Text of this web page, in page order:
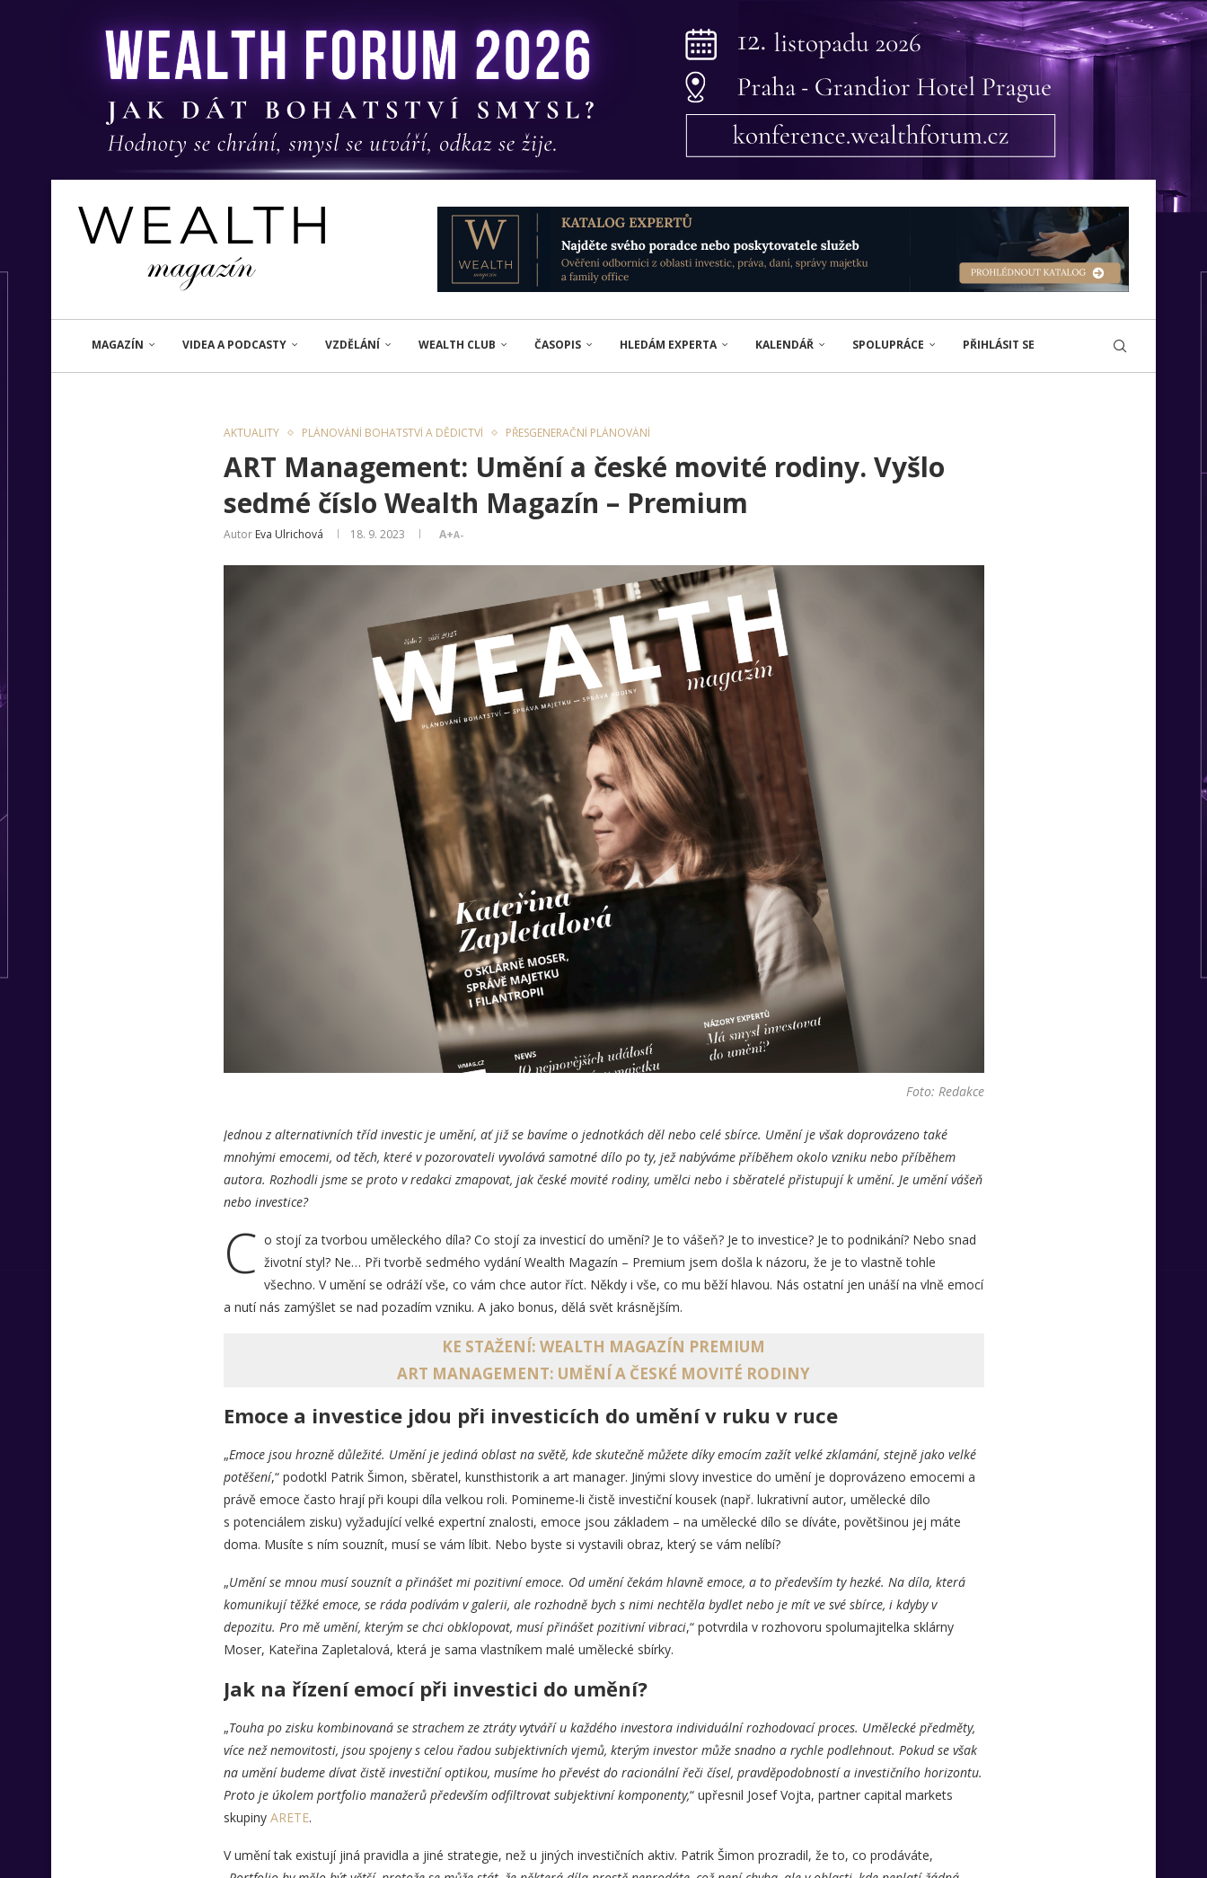
MAGAZÍN VIDEA A PODCASTY VZDĚLÁNÍ WEALTH CLUB ČASOPIS HLEDÁM EXPERTA KALENDÁŘ SPOLUPRÁCE PŘIHLÁSIT SE
AKTUALITY PLÁNOVÁNÍ BOHATSTVÍ A DĚDICTVÍ PŘESGENERAČNÍ PLÁNOVÁNÍ
ART Management: Umění a české movité rodiny. Vyšlo
sedmé číslo Wealth Magazín – Premium
Autor Eva Ulrichová 18. 9. 2023 A+A-
Foto: Redakce
Jednou z alternativních tříd investic je umění, ať již se bavíme o jednotkách děl nebo celé sbírce. Umění je však doprovázeno také
mnohými emocemi, od těch, které v pozorovateli vyvolává samotné dílo po ty, jež nabýváme příběhem okolo vzniku nebo příběhem
autora. Rozhodli jsme se proto v redakci zmapovat, jak české movité rodiny, umělci nebo i sběratelé přistupují k umění. Je umění vášeň
nebo investice?
C o stojí za tvorbou uměleckého díla? Co stojí za investicí do umění? Je to vášeň? Je to investice? Je to podnikání? Nebo snad
životní styl? Ne… Při tvorbě sedmého vydání Wealth Magazín – Premium jsem došla k názoru, že je to vlastně tohle
všechno. V umění se odráží vše, co vám chce autor říct. Někdy i vše, co mu běží hlavou. Nás ostatní jen unáší na vlně emocí
a nutí nás zamýšlet se nad pozadím vzniku. A jako bonus, dělá svět krásnějším.
KE STAŽENÍ: WEALTH MAGAZÍN PREMIUM
ART MANAGEMENT: UMĚNÍ A ČESKÉ MOVITÉ RODINY
Emoce a investice jdou při investicích do umění v ruku v ruce
„Emoce jsou hrozně důležité. Umění je jediná oblast na světě, kde skutečně můžete díky emocím zažít velké zklamání, stejně jako velké
potěšení,“ podotkl Patrik Šimon, sběratel, kunsthistorik a art manager. Jinými slovy investice do umění je doprovázeno emocemi a
právě emoce často hrají při koupi díla velkou roli. Pomineme-li čistě investiční kousek (např. lukrativní autor, umělecké dílo
s potenciálem zisku) vyžadující velké expertní znalosti, emoce jsou základem – na umělecké dílo se díváte, povětšinou jej máte
doma. Musíte s ním souznít, musí se vám líbit. Nebo byste si vystavili obraz, který se vám nelíbí?
„Umění se mnou musí souznít a přinášet mi pozitivní emoce. Od umění čekám hlavně emoce, a to především ty hezké. Na díla, která
komunikují těžké emoce, se ráda podívám v galerii, ale rozhodně bych s nimi nechtěla bydlet nebo je mít ve své sbírce, i kdyby v
depozitu. Pro mě umění, kterým se chci obklopovat, musí přinášet pozitivní vibraci,“ potvrdila v rozhovoru spolumajitelka sklárny
Moser, Kateřina Zapletalová, která je sama vlastníkem malé umělecké sbírky.
Jak na řízení emocí při investici do umění?
„Touha po zisku kombinovaná se strachem ze ztráty vytváří u každého investora individuální rozhodovací proces. Umělecké předměty,
více než nemovitosti, jsou spojeny s celou řadou subjektivních vjemů, kterým investor může snadno a rychle podlehnout. Pokud se však
na umění budeme dívat čistě investiční optikou, musíme ho převést do racionální řeči čísel, pravděpodobností a investičního horizontu.
Proto je úkolem portfolio manažerů především odfiltrovat subjektivní komponenty,“ upřesnil Josef Vojta, partner capital markets
skupiny ARETE.
V umění tak existují jiná pravidla a jiné strategie, než u jiných investičních aktiv. Patrik Šimon prozradil, že to, co prodáváte,